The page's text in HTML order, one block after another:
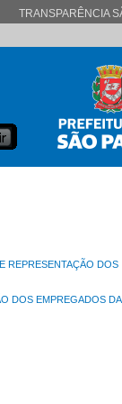
TRANSPARÊNCIA
REPRESENTAÇÃO DOS
DOS EMPREGADOS DA